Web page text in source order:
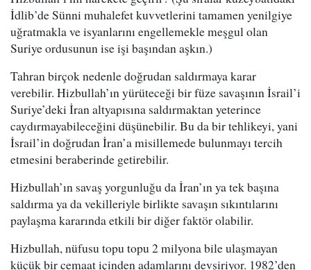
İdlib’de Sünni muhalefet kuvvetlerini tamamen yenilgiye
uğratmakla ve isyanlarını engellemekle meşgul olan
Suriye ordusunun ise işi başından aşkın.)
Tahran birçok nedenle doğrudan saldırmaya karar
verebilir. Hizbullah’ın yürüteceği bir füze savaşının İsrail’i
Suriye’deki İran altyapısına saldırmaktan yeterince
caydırmayabileceğini düşünebilir. Bu da bir tehlikeyi, yani
İsrail’in doğrudan İran’a misillemede bulunmayı tercih
etmesini beraberinde getirebilir.
Hizbullah’ın savaş yorgunluğu da İran’ın ya tek başına
saldırma ya da vekilleriyle birlikte savaşın sıkıntılarını
paylaşma kararında etkili bir diğer faktör olabilir.
Hizbullah, nüfusu topu topu 2 milyona bile ulaşmayan
küçük bir cemaat içinden adamlarını devşiriyor. 1982’den